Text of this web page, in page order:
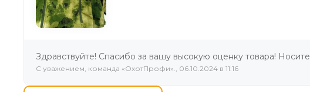
Здравствуйте! Спасибо за вашу высокую оценку товара!
C уважением, команда «ОхотПрофи»., 06.10.2024 в 11:16